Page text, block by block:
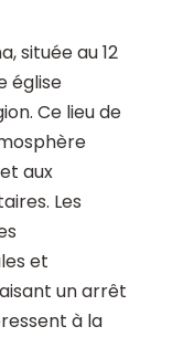
située au 12
église
Ce lieu de
aux
Les
et
un arrêt
à la